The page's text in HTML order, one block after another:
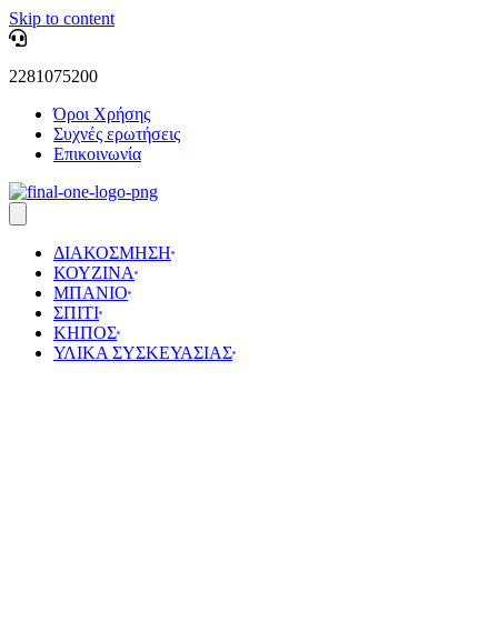
Skip to content
2281075200
Όροι Χρήσης
Συχνές ερωτήσεις
Επικοινωνία
ΔΙΑΚΟΣΜΗΣΗ
ΚΟΥΖΙΝΑ
ΜΠΑΝΙΟ
ΣΠΙΤΙ
ΚΗΠΟΣ
ΥΛΙΚΑ ΣΥΣΚΕΥΑΣΙΑΣ